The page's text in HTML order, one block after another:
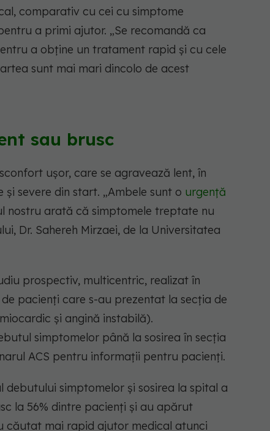
comparativ cu cei cu simptome
a primi ajutor. „Se recomandă ca
a obține un tratament rapid și cu cele
sunt mai mari dincolo de acest
sau brusc
ușor, care se agravează lent, în
severe din start. „Ambele sunt o urgență
nostru arată că simptomele treptate nu
Dr. Sahereh Mirzaei, de la Universitatea
prospectiv, multicentric, realizat în
pacienți care s-au prezentat la secția de
și angină instabilă).
simptomelor până la sosirea în secția
ACS pentru informații pentru pacienți.
simptomelor și sosirea la spital a
la 56% dintre pacienți și au apărut
mai rapid ajutor medical atunci